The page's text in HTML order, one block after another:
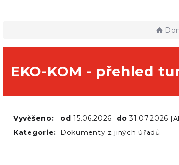
EKO-KOM - přehled
Vyvěšeno: od15.06.2026 do31.07.2026
Kategorie: Dokumenty z jiných úřadů